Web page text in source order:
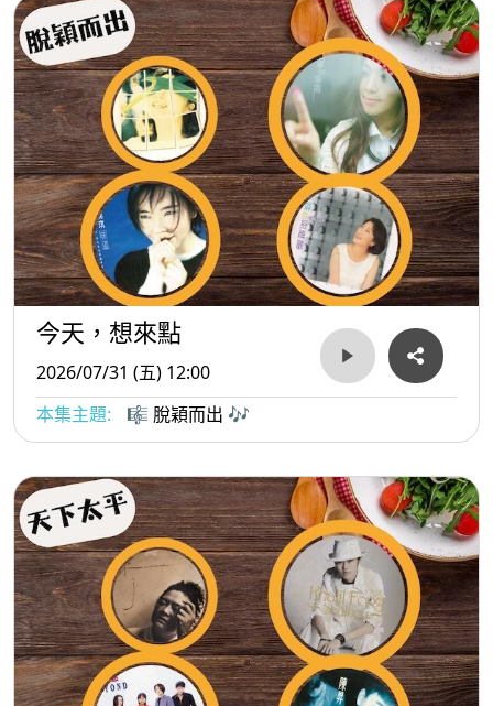
今天，想來點
2026/07/31 (五) 12:00
本集主題:
🎼 脫穎而出 🎶